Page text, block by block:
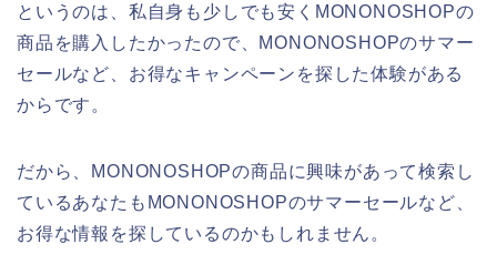
というのは、私自身も少しでも安くMONONOSHOPの
商品を購入したかったので、MONONOSHOPのサマー
セールなど、お得なキャンペーンを探した体験がある
からです。
だから、MONONOSHOPの商品に興味があって検索し
ているあなたもMONONOSHOPのサマーセールなど、
お得な情報を探しているのかもしれません。